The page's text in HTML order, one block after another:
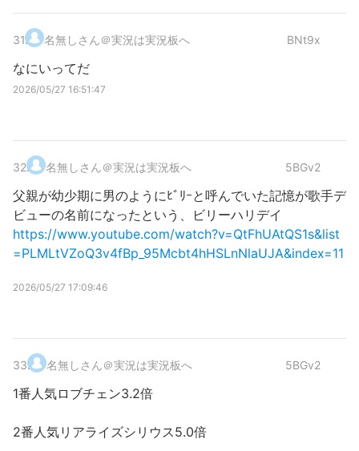
31. 名無しさん＠実況は実況板へ BNt9x
なにいってだ
2026/05/27 16:51:47
32. 名無しさん＠実況は実況板へ 5BGv2
父親が幼少期に男のようにﾋﾞﾘｰと呼んでいた記憶が歌手デ
ビューの名前になったという、ビリーハリデイ
https://www.youtube.com/watch?v=QtFhUAtQS1s&list
=PLMLtVZoQ3v4fBp_95Mcbt4hHSLnNlaUJA&index=11
2026/05/27 17:09:46
33. 名無しさん＠実況は実況板へ 5BGv2
1番人気ロブチェン3.2倍
2番人気リアライズシリウス5.0倍